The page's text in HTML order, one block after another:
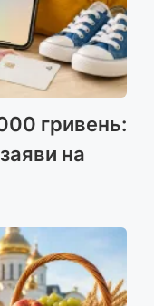
гривень:
на